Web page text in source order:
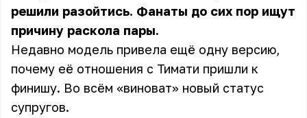
решили разойтись. Фанаты до сих пор ищут
причину раскола пары.
Недавно модель привела ещё одну версию,
почему её отношения с Тимати пришли к
финишу. Во всём «виноват» новый статус
супругов.